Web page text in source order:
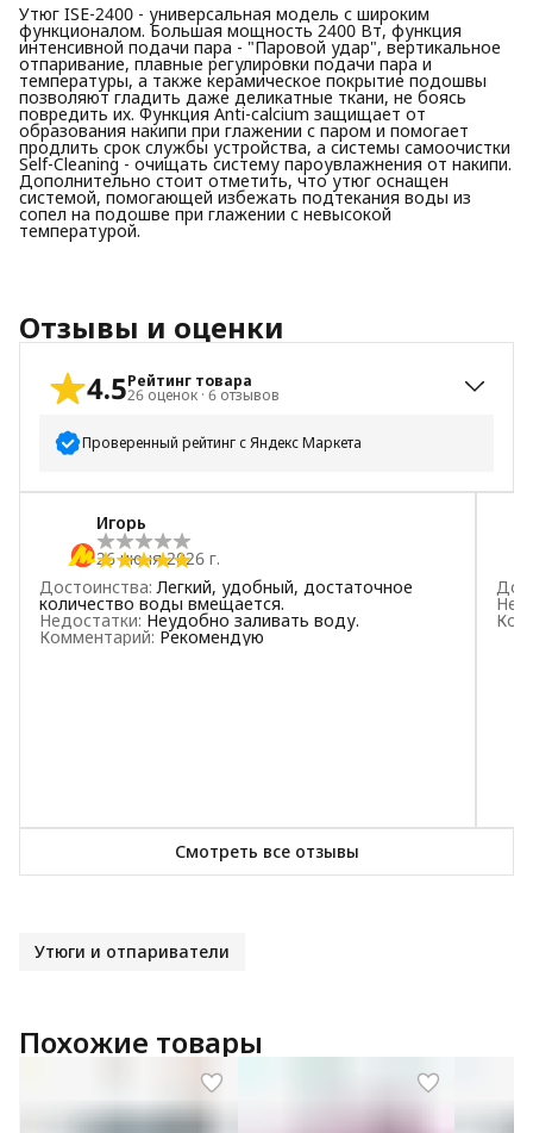
Утюг ISE-2400 - универсальная модель с широким
функционалом. Большая мощность 2400 Вт, функция
интенсивной подачи пара - "Паровой удар", вертикальное
отпаривание, плавные регулировки подачи пара и
температуры, а также керамическое покрытие подошвы
позволяют гладить даже деликатные ткани, не боясь
повредить их. Функция Anti-calcium защищает от
образования накипи при глажении с паром и помогает
продлить срок службы устройства, а системы самоочистки
Self-Cleaning - очищать систему пароувлажнения от накипи.
Дополнительно стоит отметить, что утюг оснащен
системой, помогающей избежать подтекания воды из
сопел на подошве при глажении с невысокой
температурой.
Отзывы и оценки
4.5Рейтинг товара
26 оценок · 6 отзывов
Проверенный рейтинг с Яндекс Маркета
5 звёзд
19
звезды
звезды
2 звезды
1 звезда
Игорь
26 июня 2026 г.
Достоинства: Легкий, удобный, достаточное
количество воды вмещается.
Недостатки: Неудобно заливать воду.
Комментарий: Рекомендую
Смотреть все отзывы
Утюги и отпариватели
Похожие товары